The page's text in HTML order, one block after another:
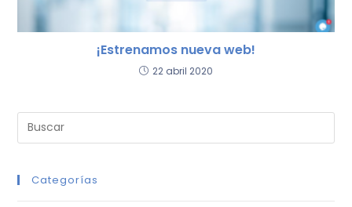
¡Estrenamos nueva web!
22 abril 2020
Categorías